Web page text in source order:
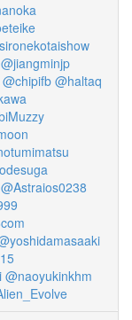
@jiangminjp
@chipifb @haltaq
@Astraios0238
@naoyukinkhm